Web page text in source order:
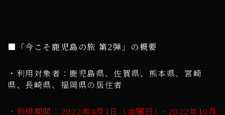
■「今こそ鹿児島の旅 第2弾」の概要
・利用対象者：鹿児島県、佐賀県、熊本県、宮崎
県、長崎県、福岡県の居住者
・利用期間：2022年4月1日（金曜日）~2022年10月